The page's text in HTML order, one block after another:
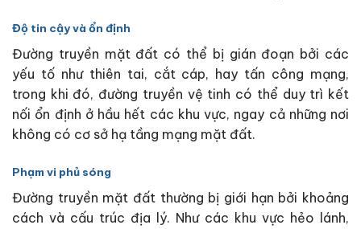
Độ tin cậy và ổn định
Đường truyền mặt đất có thể bị gián đoạn bởi các
yếu tố như thiên tai, cắt cáp, hay tấn công mạng,
trong khi đó, đường truyền vệ tinh có thể duy trì kết
nối ổn định ở hầu hết các khu vực, ngay cả những nơi
không có cơ sở hạ tầng mạng mặt đất.
Phạm vi phủ sóng
Đường truyền mặt đất thường bị giới hạn bởi khoảng
cách và cấu trúc địa lý. Như các khu vực hẻo lánh,